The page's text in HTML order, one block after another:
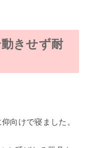
きせず耐
向けで寝ました。